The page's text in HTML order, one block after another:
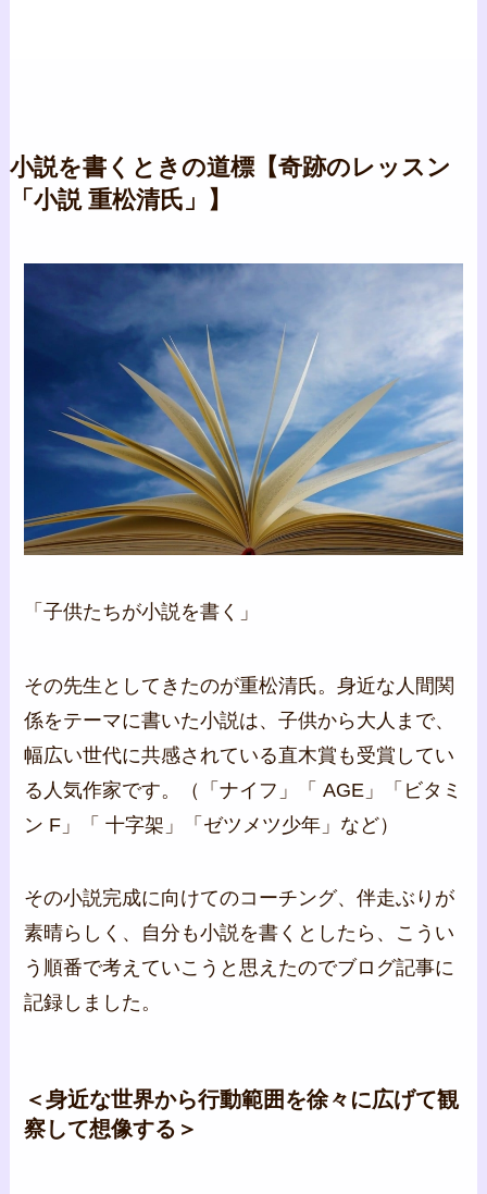
小説を書くときの道標【奇跡のレッスン
「小説 重松清氏」】
「子供たちが小説を書く」
その先生としてきたのが重松清氏。身近な人間関
係をテーマに書いた小説は、子供から大人まで、
幅広い世代に共感されている直木賞も受賞してい
る人気作家です。（「ナイフ」「 AGE」「ビタミ
ン F」「 十字架」「ゼツメツ少年」など）
その小説完成に向けてのコーチング、伴走ぶりが
素晴らしく、自分も小説を書くとしたら、こうい
う順番で考えていこうと思えたのでブログ記事に
記録しました。
＜身近な世界から行動範囲を徐々に広げて観
察して想像する＞